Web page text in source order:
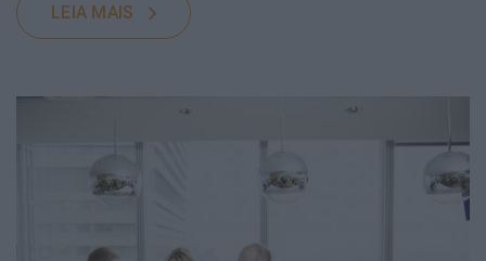
LEIA MAIS